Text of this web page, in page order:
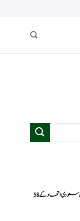
یمنی فوج کے حملے میں سعودی اتحاد کے 58